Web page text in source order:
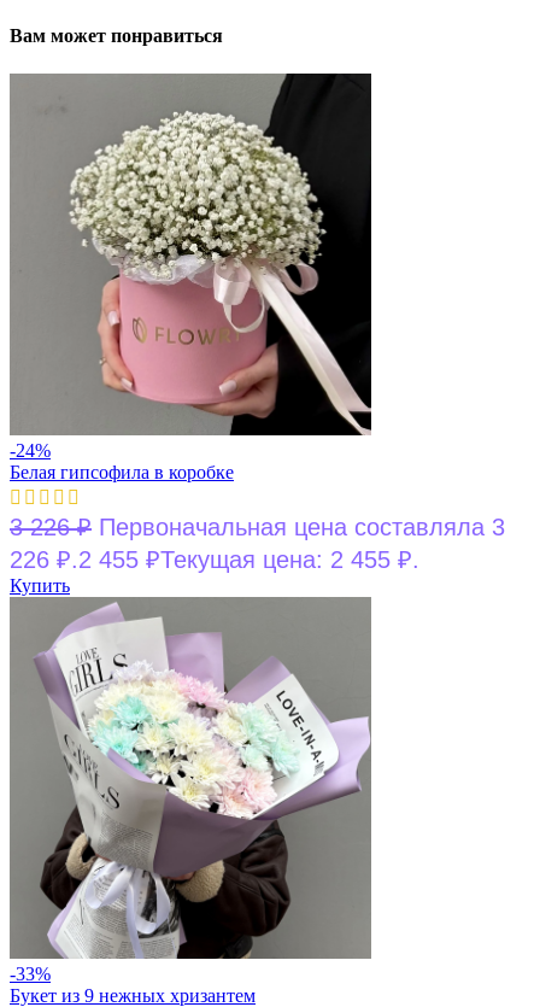
Вам может понравиться
-24%
Белая гипсофила в коробке
3 226₽ Первоначальная цена составляла 3
226 ₽.2 455 ₽Текущая цена: 2 455 ₽.
Купить
-33%
Букет из 9 нежных хризантем